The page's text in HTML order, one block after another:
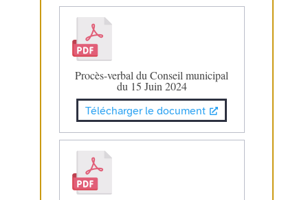
Procès-verbal du Conseil municipal
du 15 Juin 2024
Télécharger le document